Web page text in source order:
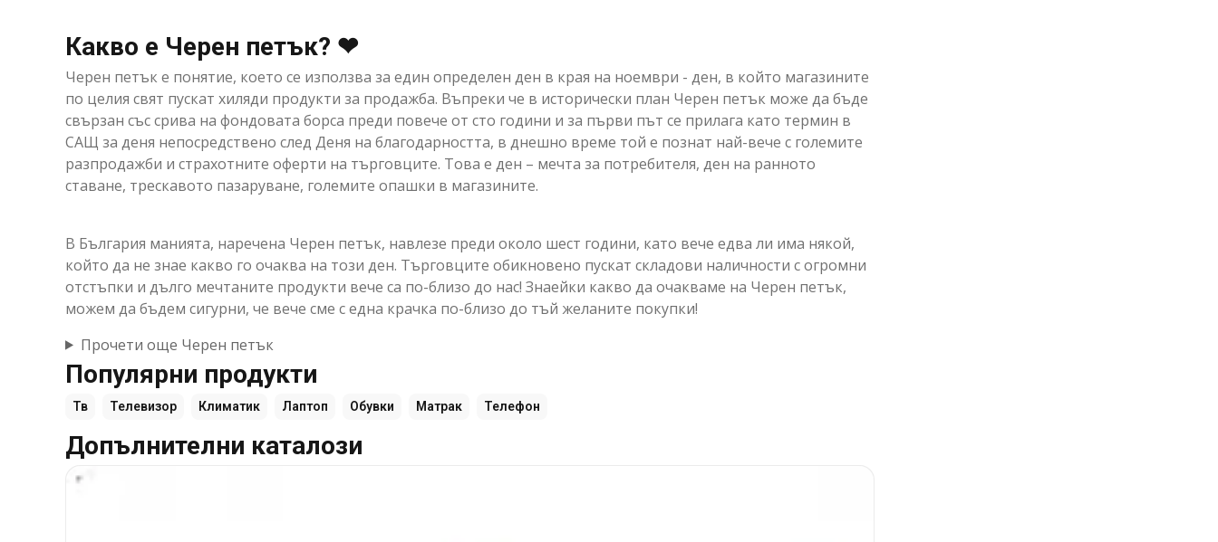
Какво е Черен петък? ❤
Черен петък е понятие, което се използва за един определен ден в края на ноември - ден, в който магазините
по целия свят пускат хиляди продукти за продажба. Въпреки че в исторически план Черен петък може да бъде
свързан със срива на фондовата борса преди повече от сто години и за първи път се прилага като термин в
САЩ за деня непосредствено след Деня на благодарността, в днешно време той е познат най-вече с големите
разпродажби и страхотните оферти на търговците. Това е ден – мечта за потребителя, ден на ранното
ставане, трескавото пазаруване, големите опашки в магазините.
В България манията, наречена Черен петък, навлезе преди около шест години, като вече едва ли има някой,
който да не знае какво го очаква на този ден. Търговците обикновено пускат складови наличности с огромни
отстъпки и дълго мечтаните продукти вече са по-близо до нас! Знаейки какво да очакваме на Черен петък,
можем да бъдем сигурни, че вече сме с една крачка по-близо до тъй желаните покупки!
Прочети още Черен петък
Популярни продукти
Тв Телевизор Климатик Лаптоп Обувки Матрак Телефон
Допълнителни каталози